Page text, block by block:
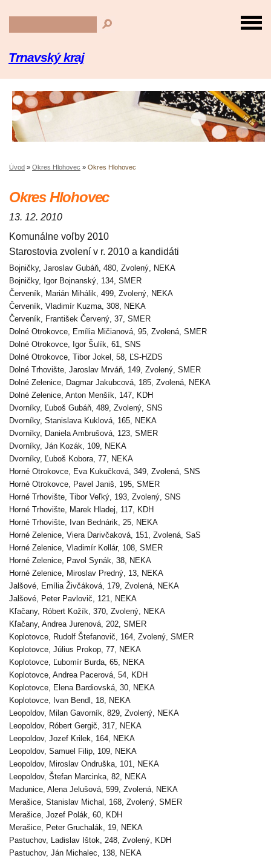
Trnavský kraj
Úvod » Okres Hlohovec » Okres Hlohovec
Okres Hlohovec
13. 12. 2010
Komunálne voľby 2010
Starostovia zvolení v r. 2010 a kandidáti
Bojničky, Jaroslav Gubáň, 480, Zvolený, NEKA
Bojničky, Igor Bojnanský, 134, SMER
Červeník, Marián Mihálik, 499, Zvolený, NEKA
Červeník, Vladimír Kuzma, 308, NEKA
Červeník, František Červený, 37, SMER
Dolné Otrokovce, Emília Mičianová, 95, Zvolená, SMER
Dolné Otrokovce, Igor Šulík, 61, SNS
Dolné Otrokovce, Tibor Jokel, 58, ĽS-HZDS
Dolné Trhovište, Jaroslav Mrváň, 149, Zvolený, SMER
Dolné Zelenice, Dagmar Jakubcová, 185, Zvolená, NEKA
Dolné Zelenice, Anton Menšík, 147, KDH
Dvorníky, Ľuboš Gubáň, 489, Zvolený, SNS
Dvorníky, Stanislava Kuklová, 165, NEKA
Dvorníky, Daniela Ambrušová, 123, SMER
Dvorníky, Ján Kozák, 109, NEKA
Dvorníky, Ľuboš Kobora, 77, NEKA
Horné Otrokovce, Eva Kukučková, 349, Zvolená, SNS
Horné Otrokovce, Pavel Janiš, 195, SMER
Horné Trhovište, Tibor Veľký, 193, Zvolený, SNS
Horné Trhovište, Marek Hladej, 117, KDH
Horné Trhovište, Ivan Bednárik, 25, NEKA
Horné Zelenice, Viera Darivčaková, 151, Zvolená, SaS
Horné Zelenice, Vladimír Kollár, 108, SMER
Horné Zelenice, Pavol Synák, 38, NEKA
Horné Zelenice, Miroslav Predný, 13, NEKA
Jalšové, Emília Živčáková, 179, Zvolená, NEKA
Jalšové, Peter Pavlovič, 121, NEKA
Kľačany, Róbert Kožík, 370, Zvolený, NEKA
Kľačany, Andrea Jurenová, 202, SMER
Koplotovce, Rudolf Štefanovič, 164, Zvolený, SMER
Koplotovce, Július Prokop, 77, NEKA
Koplotovce, Ľubomír Burda, 65, NEKA
Koplotovce, Andrea Pacerová, 54, KDH
Koplotovce, Elena Bardiovská, 30, NEKA
Koplotovce, Ivan Bendl, 18, NEKA
Leopoldov, Milan Gavorník, 829, Zvolený, NEKA
Leopoldov, Róbert Gergič, 317, NEKA
Leopoldov, Jozef Krilek, 164, NEKA
Leopoldov, Samuel Filip, 109, NEKA
Leopoldov, Miroslav Ondruška, 101, NEKA
Leopoldov, Štefan Marcinka, 82, NEKA
Madunice, Alena Jelušová, 599, Zvolená, NEKA
Merašice, Stanislav Michal, 168, Zvolený, SMER
Merašice, Jozef Polák, 60, KDH
Merašice, Peter Gruchalák, 19, NEKA
Pastuchov, Ladislav Ištok, 248, Zvolený, KDH
Pastuchov, Ján Michalec, 138, NEKA